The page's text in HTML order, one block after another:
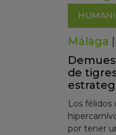
Málaga
de
Los
por tener